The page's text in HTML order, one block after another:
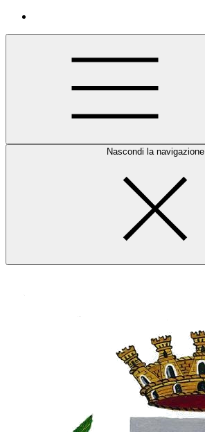
Nascondi la navigazione